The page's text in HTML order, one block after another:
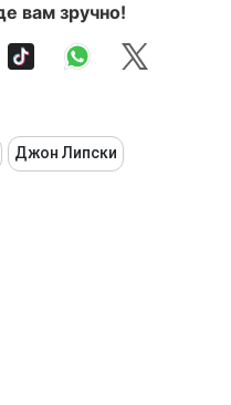
вам зручно!
Джон Липски